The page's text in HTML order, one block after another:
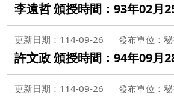
李遠哲 頒授時間：93年02月
更新日期：114-09-26 發布單位：
許文政 頒授時間：94年09月
更新日期：114-09-26 發布單位：